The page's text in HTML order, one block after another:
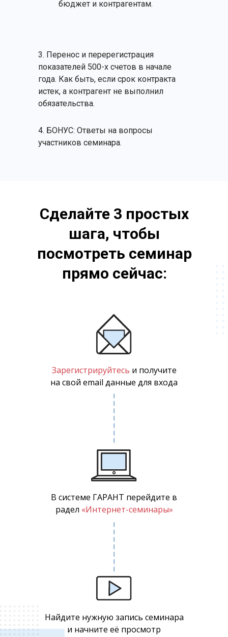
бюджет и контрагентам.
3. Перенос и перерегистрация
показателей 500-х счетов в начале
года. Как быть, если срок контракта
истек, а контрагент не выполнил
обязательства.
4. БОНУС: Ответы на вопросы
участников семинара.
В системе ГАРАНТ перейдите в
радел «Интернет-семинары»
Зарегистрируйтесь и получите
на свой email данные для входа
Найдите нужную запись семинара
и начните её просмотр
Сделайте 3 простых
шага, чтобы
посмотреть семинар
прямо сейчас: